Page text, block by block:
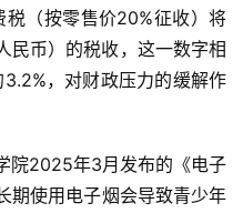
（按零售价20%征收）将
民币）的税收，这一数字相
，对财政压力的缓解作
院2025年3月发布的《电子
期使用电子烟会导致青少年